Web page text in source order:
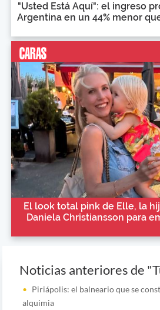
"Usted Está Aquí": el ingreso
Argentina en un 44% menor
El look total pink de Elle, la
Daniela Christiansson para
Noticias anteriores de
Piriápolis: el balneario que se
alquimia